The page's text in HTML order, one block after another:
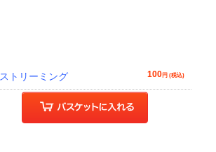
ストリーミング 100円 (税込)